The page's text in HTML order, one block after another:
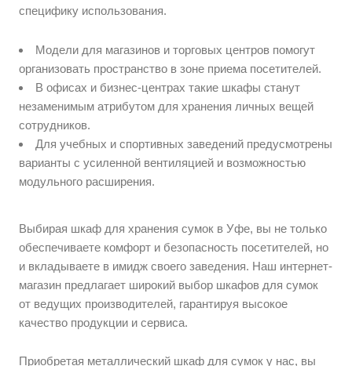
специфику использования.
Модели для магазинов и торговых центров помогут
организовать пространство в зоне приема посетителей.
В офисах и бизнес-центрах такие шкафы станут
незаменимым атрибутом для хранения личных вещей
сотрудников.
Для учебных и спортивных заведений предусмотрены
варианты с усиленной вентиляцией и возможностью
модульного расширения.
Выбирая шкаф для хранения сумок в Уфе, вы не только
обеспечиваете комфорт и безопасность посетителей, но
и вкладываете в имидж своего заведения. Наш интернет-
магазин предлагает широкий выбор шкафов для сумок
от ведущих производителей, гарантируя высокое
качество продукции и сервиса.
Приобретая металлический шкаф для сумок у нас, вы